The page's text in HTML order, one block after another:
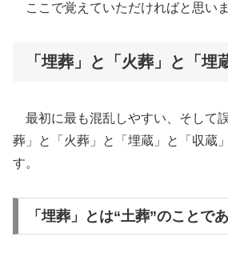
ここで覚えていただければと思いま
「埋葬」と「火葬」と「埋
最初に最も混乱しやすい、そして
葬」と「火葬」と「埋蔵」と「収蔵
す。
「埋葬」とは“土葬”のことで